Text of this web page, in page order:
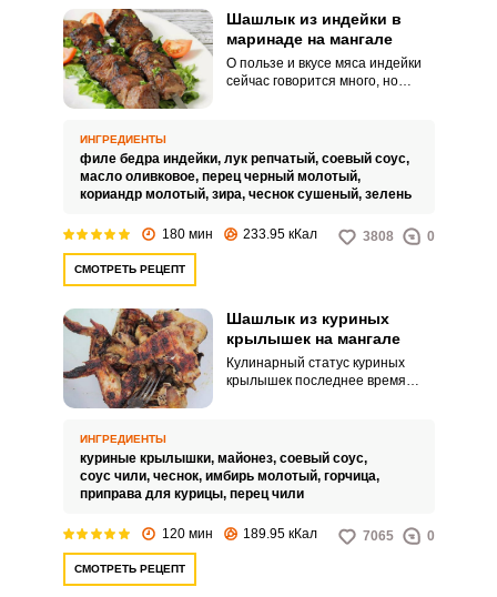
Шашлык из индейки в
маринаде на мангале
О пользе и вкусе мяса индейки
сейчас говорится много, но
однажды и с правильными
ингредиентами маринада, успех
вашего кулинарного шедевра
будет не за горами.
ИНГРЕДИЕНТЫ
филе бедра индейки, лук репчатый, соевый соус,
масло оливковое, перец черный молотый,
кориандр молотый, зира, чеснок сушеный, зелень
180 мин 233.95 кКал 3808 0
СМОТРЕТЬ РЕЦЕПТ
Шашлык из куриных
крылышек на мангале
Кулинарный статус куриных
крылышек последнее время
на мангале, они получаются
нежными и хрустящими.
Маринад для них можно
подобрать по своему вкусу, и,
должны быть хорошего
ИНГРЕДИЕНТЫ
куриные крылышки, майонез, соевый соус,
соус чили, чеснок, имбирь молотый, горчица,
приправа для курицы, перец чили
120 мин 189.95 кКал 7065 0
СМОТРЕТЬ РЕЦЕПТ